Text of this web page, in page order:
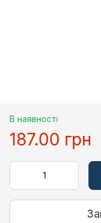
В наявності
187.00 грн